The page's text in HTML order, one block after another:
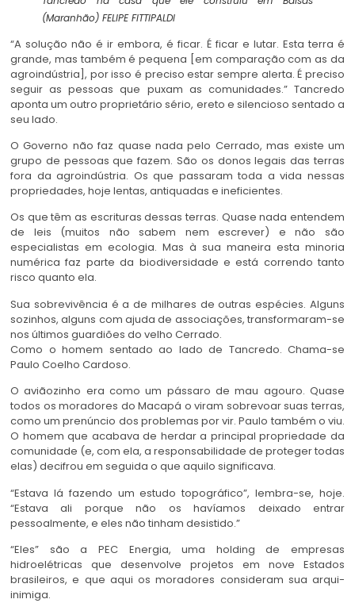
(Maranhão) FELIPE FITTIPALDI
“A solução não é ir embora, é ficar. É ficar e lutar. Esta terra é
grande, mas também é pequena [em comparação com as da
agroindústria], por isso é preciso estar sempre alerta. É preciso
seguir as pessoas que puxam as comunidades.” Tancredo
aponta um outro proprietário sério, ereto e silencioso sentado a
seu lado.
O Governo não faz quase nada pelo Cerrado, mas existe um
grupo de pessoas que fazem. São os donos legais das terras
fora da agroindústria. Os que passaram toda a vida nessas
propriedades, hoje lentas, antiquadas e ineficientes.
Os que têm as escrituras dessas terras. Quase nada entendem
de leis (muitos não sabem nem escrever) e não são
especialistas em ecologia. Mas à sua maneira esta minoria
numérica faz parte da biodiversidade e está correndo tanto
risco quanto ela.
Sua sobrevivência é a de milhares de outras espécies. Alguns
sozinhos, alguns com ajuda de associações, transformaram-se
nos últimos guardiões do velho Cerrado.
Como o homem sentado ao lado de Tancredo. Chama-se
Paulo Coelho Cardoso.
O aviãozinho era como um pássaro de mau agouro. Quase
todos os moradores do Macapá o viram sobrevoar suas terras,
como um prenúncio dos problemas por vir. Paulo também o viu.
O homem que acabava de herdar a principal propriedade da
comunidade (e, com ela, a responsabilidade de proteger todas
elas) decifrou em seguida o que aquilo significava.
“Estava lá fazendo um estudo topográfico”, lembra-se, hoje.
“Estava ali porque não os havíamos deixado entrar
pessoalmente, e eles não tinham desistido.”
“Eles” são a PEC Energia, uma holding de empresas
hidroelétricas que desenvolve projetos em nove Estados
brasileiros, e que aqui os moradores consideram sua arqui-
inimiga.